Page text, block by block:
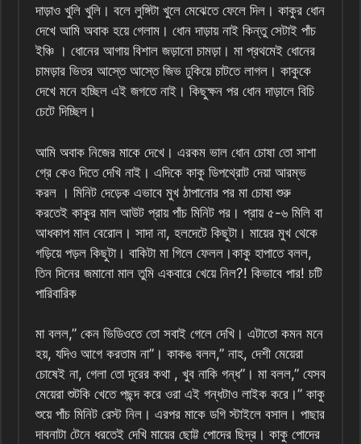
দাড়াও খুলি খুলি। বলে লুঙ্গিটা খুলে মেঝেতে ফেলে দিল। কাকুর ধোন
দেখে আমি অবাক হয়ে গেলাম। ধোন দাড়ায় নাই কিন্তু সেটাই পাঁচ
ইঞ্চি । ধোনের আগায় বিশাল জড়ানো চামড়া। মা‌ প্রথমেই ধোনের
চামড়ার ভিতর আস্তে আস্তে জিভ ঢুকিয়ে চাটতে লাগল। কাকুকে
দেখে মনে হচ্ছিল এই জগতে নাই। কিছুক্ষন পর ধোন দাড়ালে বিচি
চেটে দিচ্ছিল।
আমি অবাক নিজের মাকে দেখে। এরকম ভাল ধোন চোষা তো সাশা
গ্রে কেও দিতে দেখি নাই। এদিকে কাকু ডিপথ্রোট দেয়া আরম্ভ
করল । মিনিট দেড়েক এভাবে মুখ ঠাপানোর পর মা চোষা শুরু
করতেই কাকুর মাল আউট প্রায় পাঁচ মিনিট পর। প্রায় ৫-৬ মিলি বা
আধকাপ মাল বেরোল। সাদা না, হলদেটে কিছুটা। মায়ের মুখ থেকে
গড়িয়ে পড়ল কিছুটা। বাকিটা মা গিলে ফেলল।কাকু হাপাতে বলল,
তিন দিনের জমানো মাল তুমি একবারে খেয়ে নিল?! কিভাবে পার! চটি
পারিবারিক
মা বলল,” কেন ভিডিওতে তো সবাই গেলে দেখি। এটাতো কমন মনে
হয়, যদিও আগে করতাম না”। কাকঙ বলল,” নাহ, দেশী মেয়েরা
চোষেই না, গেলা তো দূরের কথা , খুব নাকি গন্ধ”। মা বলল,” যেসব
মেয়েরা শুটকি খেতে পছন্দ করে ওরা এই গন্ধটাও লাইক করে।” কাকু
শুয়ে পাঁচ মিনিট রেস্ট নিল। এরপর মাকে ডগি স্টাইলে বসাল। পাছার
দাবনাটা টেনে ধরতেই দেখি মায়ের ছোট্ট পোদের ছিদ্র। কাকু পোদের